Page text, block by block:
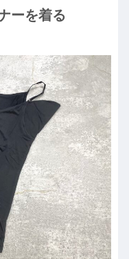
ーを着る